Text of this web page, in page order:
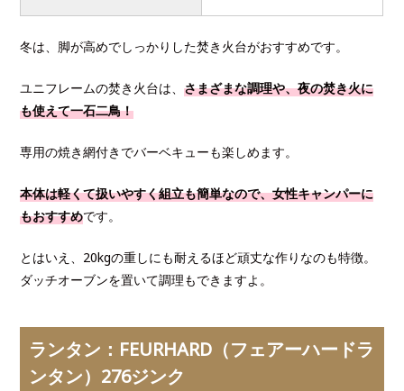
冬は、脚が高めでしっかりした焚き火台がおすすめです。
ユニフレームの焚き火台は、さまざまな調理や、夜の焚き火に
も使えて一石二鳥！
専用の焼き網付きでバーベキューも楽しめます。
本体は軽くて扱いやすく組立も簡単なので、女性キャンパーに
もおすすめです。
とはいえ、20kgの重しにも耐えるほど頑丈な作りなのも特徴。
ダッチオーブンを置いて調理もできますよ。
ランタン：FEURHARD（フェアーハードラ
ンタン）276ジンク